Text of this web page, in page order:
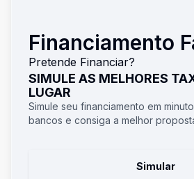
Financiamento
Pretende Financiar?
SIMULE AS MELHORES
LUGAR
Simule seu financiamento em
bancos e consiga a melhor
Simular